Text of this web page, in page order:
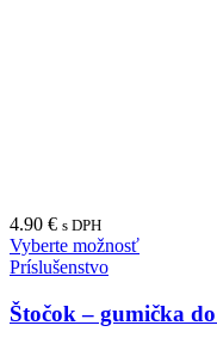
4.90 € s DPH
Vyberte možnosť
Príslušenstvo
Štočok – gumička